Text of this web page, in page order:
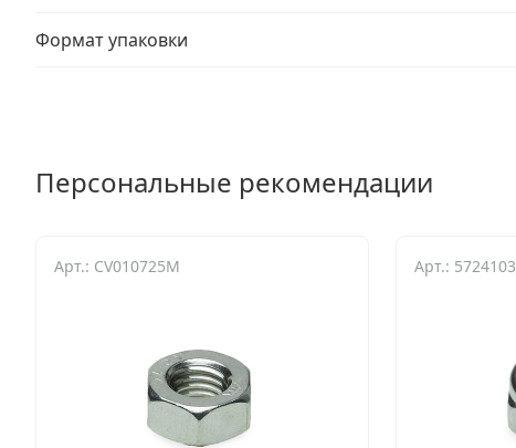
Формат упаковки
Персональные рекомендации
Арт.: CV010725M Арт.: 5724103